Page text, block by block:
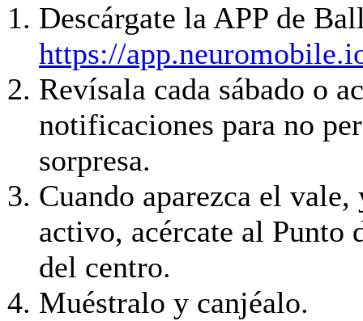
Descárgate la APP de
https://
Revísala cada sábado o
notificaciones para no
sorpresa.
Cuando aparezca el vale,
activo, acércate al Punto
del centro.
Muéstralo y canjéalo.